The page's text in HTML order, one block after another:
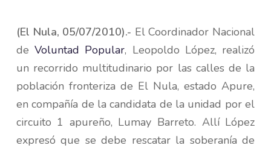
(El Nula, 05/07/2010).- El Coordinador Nacional
deVoluntad Popular, Leopoldo López, realizó
un recorrido multitudinario por las calles de la
población fronteriza de El Nula, estado Apure,
en compañía de la candidata de la unidad por el
circuito 1 apureño, Lumay Barreto. Allí López
expresó que se debe rescatar la soberanía de